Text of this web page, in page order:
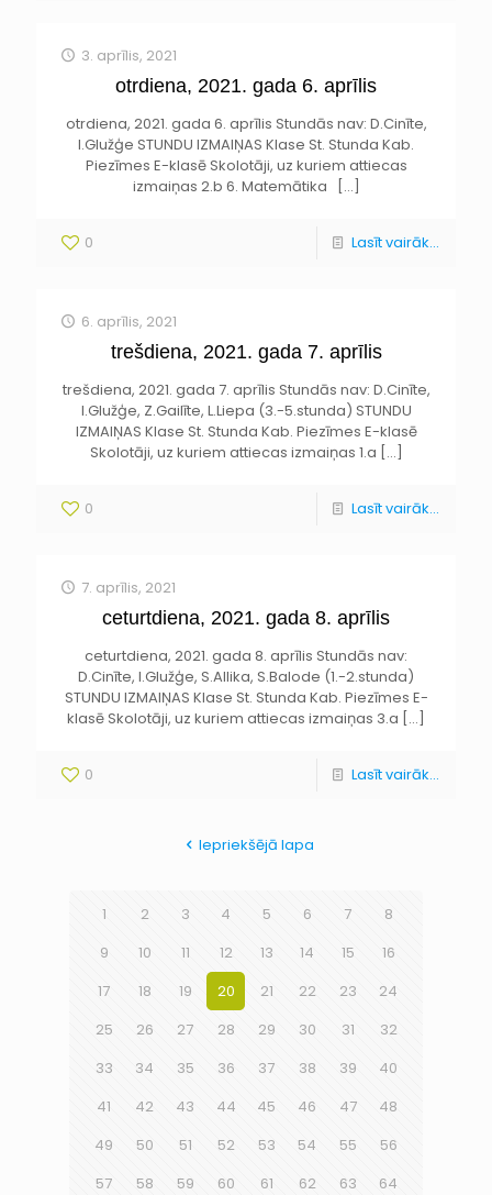
3. aprīlis, 2021
otrdiena, 2021. gada 6. aprīlis
otrdiena, 2021. gada 6. aprīlis Stundās nav: D.Cinīte,
I.Glužģe STUNDU IZMAIŅAS Klase St. Stunda Kab.
Piezīmes E-klasē Skolotāji, uz kuriem attiecas
izmaiņas 2.b 6. Matemātika
[…]
0 Lasīt vairāk...
6. aprīlis, 2021
trešdiena, 2021. gada 7. aprīlis
trešdiena, 2021. gada 7. aprīlis Stundās nav: D.Cinīte,
I.Glužģe, Z.Gailīte, L.Liepa (3.-5.stunda) STUNDU
IZMAIŅAS Klase St. Stunda Kab. Piezīmes E-klasē
Skolotāji, uz kuriem attiecas izmaiņas 1.a […]
0 Lasīt vairāk...
7. aprīlis, 2021
ceturtdiena, 2021. gada 8. aprīlis
ceturtdiena, 2021. gada 8. aprīlis Stundās nav:
D.Cinīte, I.Glužģe, S.Allika, S.Balode (1.-2.stunda)
STUNDU IZMAIŅAS Klase St. Stunda Kab. Piezīmes E-
klasē Skolotāji, uz kuriem attiecas izmaiņas 3.a […]
0 Lasīt vairāk...
Iepriekšējā lapa
1 2 3 4 5 6 7
8
9
10 11 12 13 14 15
16
17
18 19 20 21 22 23
24
25
26 27 28 29 30 31
32
33
34 35 36 37 38 39
40
41
42 43 44 45 46 47
48
49
50 51 52 53 54 55
56
57
58 59 60 61 62 63
64